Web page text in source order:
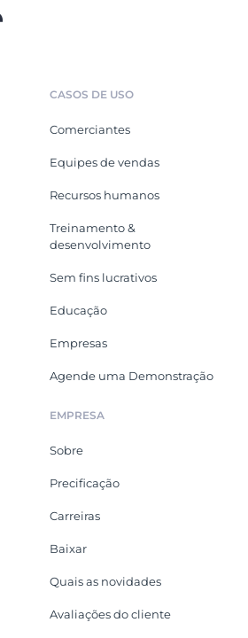
CASOS DE USO
Comerciantes
Equipes de vendas
Recursos humanos
Treinamento &
desenvolvimento
Sem fins lucrativos
Educação
Empresas
Agende uma Demonstração
EMPRESA
Sobre
Precificação
Carreiras
Baixar
Quais as novidades
Avaliações do cliente